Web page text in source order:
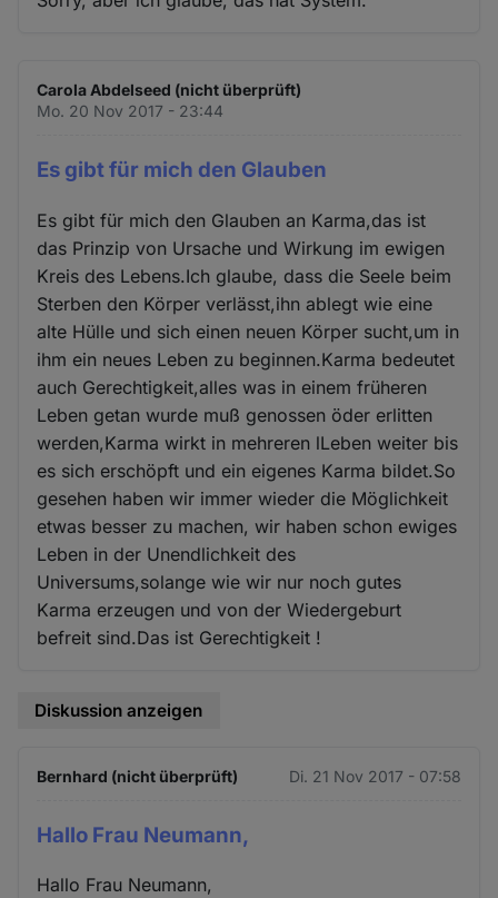
Carola Abdelseed (nicht überprüft)
Mo. 20 Nov 2017 - 23:44
Es gibt für mich den Glauben
Es gibt für mich den Glauben an Karma,das ist
das Prinzip von Ursache und Wirkung im ewigen
Kreis des Lebens.Ich glaube, dass die Seele beim
Sterben den Körper verlässt,ihn ablegt wie eine
alte Hülle und sich einen neuen Körper sucht,um in
ihm ein neues Leben zu beginnen.Karma bedeutet
auch Gerechtigkeit,alles was in einem früheren
Leben getan wurde muß genossen öder erlitten
werden,Karma wirkt in mehreren lLeben weiter bis
es sich erschöpft und ein eigenes Karma bildet.So
gesehen haben wir immer wieder die Möglichkeit
etwas besser zu machen, wir haben schon ewiges
Leben in der Unendlichkeit des
Universums,solange wie wir nur noch gutes
Karma erzeugen und von der Wiedergeburt
befreit sind.Das ist Gerechtigkeit !
Diskussion anzeigen
Bernhard (nicht überprüft) Di. 21 Nov 2017 - 07:58
Hallo Frau Neumann,
Hallo Frau Neumann,